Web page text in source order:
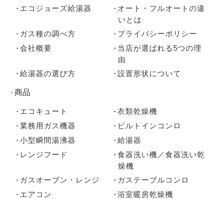
エコジョーズ給湯器
オート・フルオートの違
いとは
ガス種の調べ方
プライバシーポリシー
会社概要
当店が選ばれる5つの理
由
給湯器の選び方
設置形状について
商品
エコキュート
衣類乾燥機
業務用ガス機器
ビルトインコンロ
小型瞬間湯沸器
給湯器
レンジフード
食器洗い機／食器洗い乾
燥機
ガスオーブン・レンジ
ガステーブルコンロ
エアコン
浴室暖房乾燥機